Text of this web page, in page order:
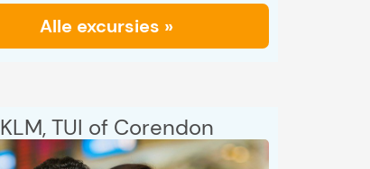
Alle excursies »
KLM, TUI of Corendon